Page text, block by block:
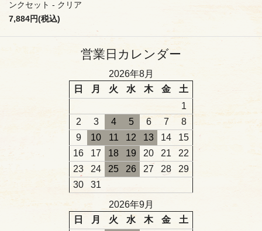
ンクセット - クリア
7,884円(税込)
営業日カレンダー
2026年8月
日
月 火 水 木 金
土
1
2
3 4 5 6 7
8
9
10 11 12 13 14
15
16
17 18 19 20 21
22
23
24 25 26 27 28
29
30
31
2026年9月
日
月 火 水 木 金
土